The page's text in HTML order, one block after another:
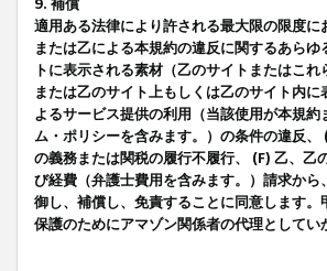
9. 補償
適用ある法律により許される最大限の限度
または乙による本規約の違反に関するあら
トに表示される素材（乙のサイトまたはこ
または乙のサイト上もしくは乙のサイト内
よるサービス提供の利用（当該使用が本規
ム・ポリシーを含みます。）の条件の違反
の義務または関税の履行不履行、 (F) 乙、
び経費（弁護士費用を含みます。）請求か
御し、補償し、免責することに同意します
保護のためにアマゾン関係者の代理として